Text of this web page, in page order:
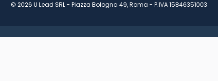
© 2026 U Lead SRL - Piazza Bologna 49, Roma - P.IVA 15846351003